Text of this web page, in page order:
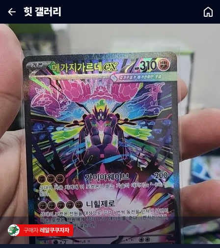
힛 갤러리
구매자 레알쿠쿠자자